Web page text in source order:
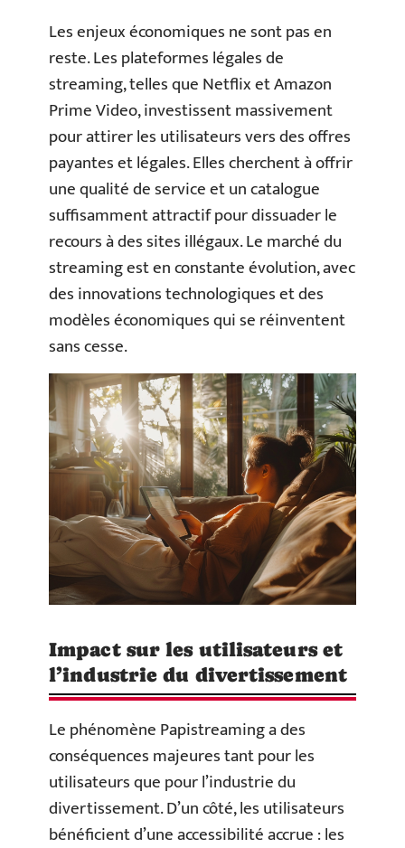
Les enjeux économiques ne sont pas en
reste. Les plateformes légales de
streaming, telles que Netflix et Amazon
Prime Video, investissent massivement
pour attirer les utilisateurs vers des offres
payantes et légales. Elles cherchent à offrir
une qualité de service et un catalogue
suffisamment attractif pour dissuader le
recours à des sites illégaux. Le marché du
streaming est en constante évolution, avec
des innovations technologiques et des
modèles économiques qui se réinventent
sans cesse.
Impact sur les utilisateurs et
l’industrie du divertissement
Le phénomène Papistreaming a des
conséquences majeures tant pour les
utilisateurs que pour l’industrie du
divertissement. D’un côté, les utilisateurs
bénéficient d’une accessibilité accrue : les